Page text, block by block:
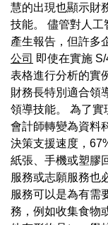
慧的出現也顯示財
技能。 儘管對人工
產生報告，但許多
公司 即使在實施
表格進行分析的實
財務長特別適合領
領導技能。 為了實
會計師轉變為資料
決策支援速度，
紙張、手機或塑膠
服務或志願服務也
服務可以是為有需
務，例如收集食物